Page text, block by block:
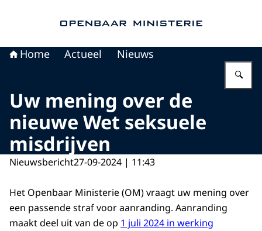
Home Actueel Nieuws
Uw mening over de
nieuwe Wet seksuele
misdrijven
Nieuwsbericht27-09-2024 | 11:43
Het Openbaar Ministerie (OM) vraagt uw mening over
een passende straf voor aanranding. Aanranding
maakt deel uit van de op 1 juli 2024 in werking